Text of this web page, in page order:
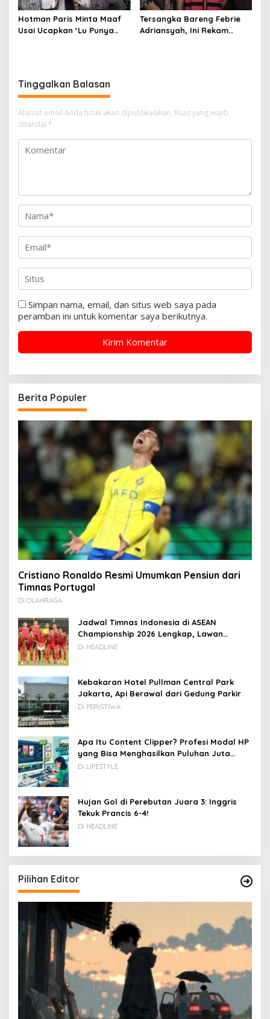
Hotman Paris Minta Maaf
Usai Ucapkan ‘Lu Punya
Tersangka Bareng Febrie
Adriansyah, Ini Rekam
Tinggalkan Balasan
Alamat email Anda tidak akan dipublikasikan. Ruas yang wajib
ditandai *
Simpan nama, email, dan situs web saya pada
peramban ini untuk komentar saya berikutnya.
Berita Populer
Cristiano Ronaldo Resmi Umumkan Pensiun dari
Timnas Portugal
Di OLAHRAGA
Jadwal Timnas Indonesia di ASEAN
Championship 2026 Lengkap, Lawan
Kamboja hingga Vietnam
Di HEADLINE
Kebakaran Hotel Pullman Central Park
Jakarta, Api Berawal dari Gedung Parkir
Di PERISTIWA
Apa Itu Content Clipper? Profesi Modal HP
yang Bisa Menghasilkan Puluhan Juta
Rupiah
Di LIFESTYLE
Hujan Gol di Perebutan Juara 3: Inggris
Tekuk Prancis 6-4!
Di HEADLINE
Pilihan Editor